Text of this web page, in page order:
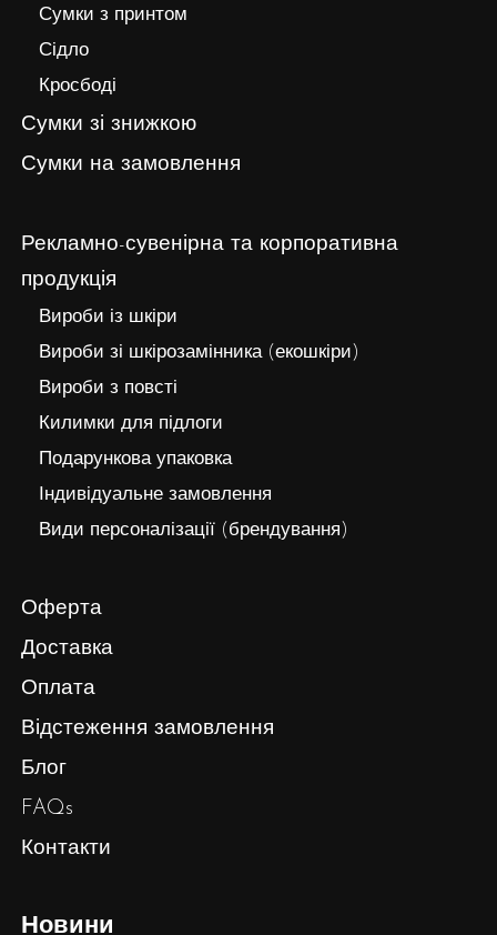
Сумки з принтом
Сідло
Кросбоді
Сумки зі знижкою
Сумки на замовлення
Рекламно-сувенірна та корпоративна
продукція
Вироби із шкіри
Вироби зі шкірозамінника (екошкіри)
Вироби з повсті
Килимки для підлоги
Подарункова упаковка
Індивідуальне замовлення
Види персоналізації (брендування)
Оферта
Доставка
Оплата
Відстеження замовлення
Блог
FAQs
Контакти
Новини